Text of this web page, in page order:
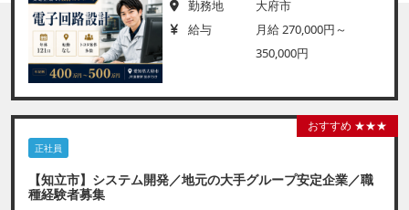
勤務地
大府市
給与
月給 270,000円～
350,000円
おすすめ ★★★
正社員
【知立市】システム開発／地元の大手グループ安定企業／職
種経験者募集